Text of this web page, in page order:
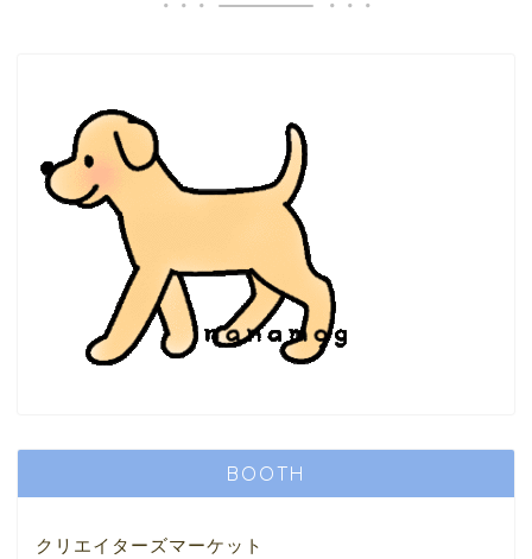
BOOTH
クリエイターズマーケット